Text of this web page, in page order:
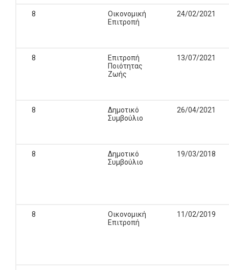
8
Οικονομική
Επιτροπή
24/02/2021
8
Επιτροπή
Ποιότητας
Ζωής
13/07/2021
8
Δημοτικό
Συμβούλιο
26/04/2021
8
Δημοτικό
Συμβούλιο
19/03/2018
8
Οικονομική
Επιτροπή
11/02/2019